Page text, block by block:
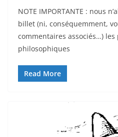
NOTE IMPORTANTE : nous
billet (ni, conséquemment,
commentaires associés…)
philosophiques
Read More